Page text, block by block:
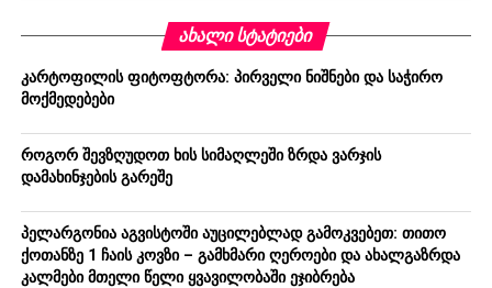
ᲐᲮᲐᲚᲘ ᲡᲢᲐᲢᲘᲔᲑᲘ
კარტოფილის ფიტოფტორა: პირველი ნიშნები და საჭირო
მოქმედებები
როგორ შევზღუდოთ ხის სიმაღლეში ზრდა ვარჯის
დამახინჯების გარეშე
პელარგონია აგვისტოში აუცილებლად გამოკვებეთ: თითო
ქოთანზე 1 ჩაის კოვზი – გამხმარი ღეროები და ახალგაზრდა
კალმები მთელი წელი ყვავილობაში ეჯიბრება